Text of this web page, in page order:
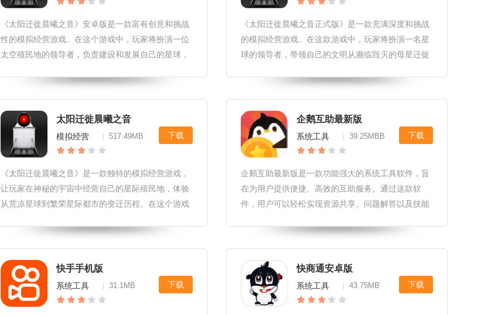
《太阳迁徙晨曦之音》安卓版是一款富有创意和挑战
性的模拟经营游戏。在这个游戏中，玩家将扮演一位
太空殖民地的领导者，负责建设和发展自己的星球，
资源管理等多种元素，为玩家带来了一场别开生面的
太空冒险。太阳迁徙晨曦之音安卓
《太阳迁徙晨曦之音正式版》是一款充满深度和挑战
的模拟经营游戏。在这款游戏中，玩家将扮演一名星
球的领导者，带领自己的文明从濒临毁灭的母星迁徙
背景、丰富的经营策略和深度的剧情设计，为玩家带
来了一场震撼心灵的宇宙之旅。太
太阳迁徙晨曦之音
模拟经营 517.49MB 下载
《太阳迁徙晨曦之音》是一款独特的模拟经营游戏，
让玩家在神秘的宇宙中经营自己的星际殖民地，体验
从荒凉星球到繁荣星际都市的变迁历程。在这个游戏
打造出属于你的星际帝国。太阳迁徙晨曦之音游戏玩
法1.资源管理：玩家需要合理分
企鹅互助最新版
系统工具 39.25MBB 下载
企鹅互助最新版是一款功能强大的系统工具软件，旨
在为用户提供便捷、高效的互助服务。通过这款软
件，用户可以轻松实现资源共享、问题解答以及技能
新版软件特色1.互助社区：企鹅互助最新版提供了一
个庞大的互助社区，用户可以在这
快手手机版
系统工具 31.1MB 下载
快商通安卓版
系统工具 43.75MB 下载